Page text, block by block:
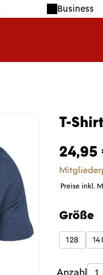
Business
T-
24,95
Preise inkl.
Größe
128
Anzahl